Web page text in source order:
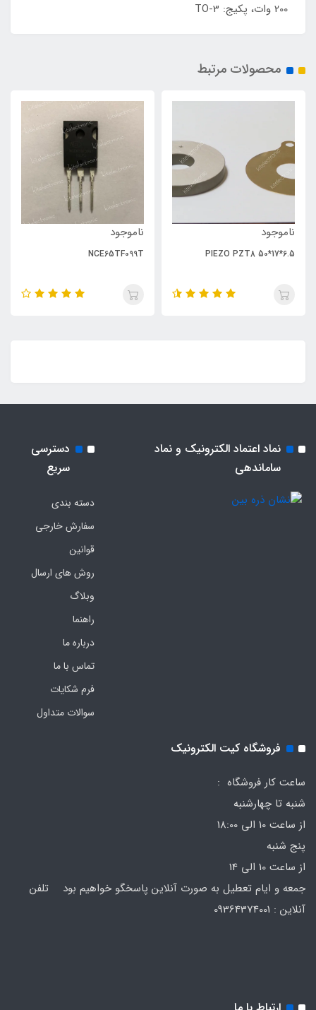
200 وات، پکیج: TO-3
محصولات مرتبط
ناموجود
PIEZO PZT8 50*17*6.5
ناموجود
NCE65TF099T
نماد اعتماد الکترونیک و نماد
ساماندهی
دسترسی
سریع
دسته بندی
سفارش خارجی
قوانین
روش های ارسال
وبلاگ
راهنما
درباره ما
تماس با ما
فرم‌ شکایات
سوالات متداول
فروشگاه کیت الکترونیک
ساعت کار فروشگاه :
شنبه تا چهارشنبه
از ساعت 10 الی 18:00
پنج شنبه
از ساعت 10 الی 14
جمعه و ایام تعطیل به صورت آنلاین پاسخگو خواهیم بود تلفن